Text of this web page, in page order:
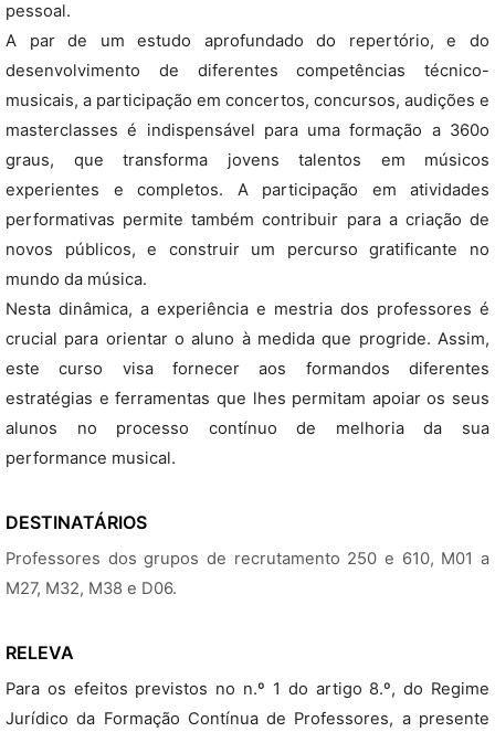
pessoal.
A par de um estudo aprofundado do repertório, e do
desenvolvimento de diferentes competências técnico-
musicais, a participação em concertos, concursos, audições e
masterclasses é indispensável para uma formação a 360o
graus, que transforma jovens talentos em músicos
experientes e completos. A participação em atividades
performativas permite também contribuir para a criação de
novos públicos, e construir um percurso gratificante no
mundo da música.
Nesta dinâmica, a experiência e mestria dos professores é
crucial para orientar o aluno à medida que progride. Assim,
este curso visa fornecer aos formandos diferentes
estratégias e ferramentas que lhes permitam apoiar os seus
alunos no processo contínuo de melhoria da sua
performance musical.
DESTINATÁRIOS
Professores dos grupos de recrutamento 250 e 610, M01 a
M27, M32, M38 e D06.
RELEVA
Para os efeitos previstos no n.º 1 do artigo 8.º, do Regime
Jurídico da Formação Contínua de Professores, a presente